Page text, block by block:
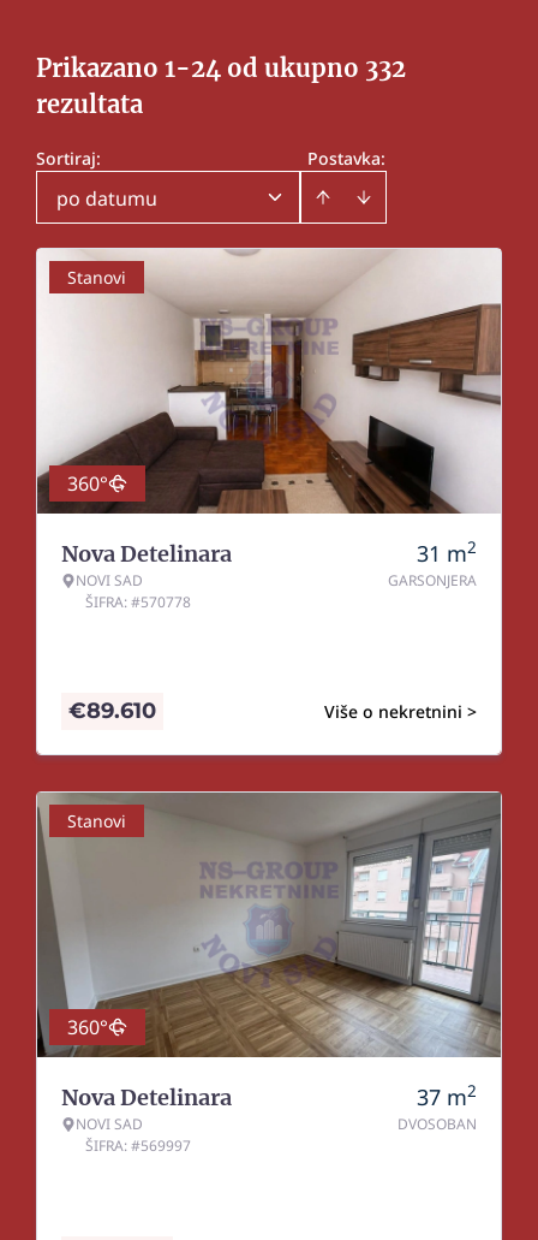
Prikazano 1-24 od ukupno 332
rezultata
Postavka:
Sortiraj:
po datumu
Stanovi
360°
Nova Detelinara
NOVI SAD
ŠIFRA: #570778
31 m2
GARSONJERA
Više o nekretnini >
€89.610
Stanovi
360°
Nova Detelinara
NOVI SAD
ŠIFRA: #569997
37 m2
DVOSOBAN